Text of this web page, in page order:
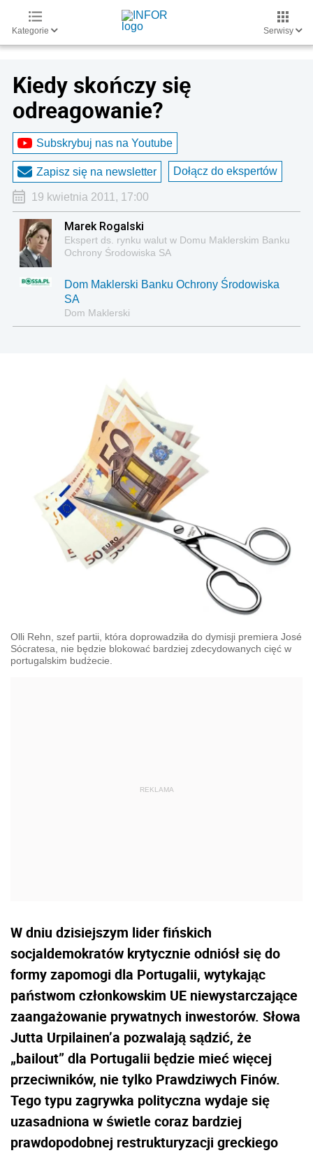
Kategorie Serwisy
Kiedy skończy się
odreagowanie?
Subskrybuj nas na Youtube
Zapisz się na newsletter Dołącz do ekspertów
19 kwietnia 2011, 17:00
Marek Rogalski
Ekspert ds. rynku walut w Domu Maklerskim Banku
Ochrony Środowiska SA
Dom Maklerski Banku Ochrony Środowiska
SA
Dom Maklerski
Olli Rehn, szef partii, która doprowadziła do dymisji premiera José
Sócratesa, nie będzie blokować bardziej zdecydowanych cięć w
portugalskim budżecie.
W dniu dzisiejszym lider fińskich
socjaldemokratów krytycznie odniósł się do
formy zapomogi dla Portugalii, wytykając
państwom członkowskim UE niewystarczające
zaangażowanie prywatnych inwestorów. Słowa
Jutta Urpilainen’a pozwalają sądzić, że
„bailout” dla Portugalii będzie mieć więcej
przeciwników, nie tylko Prawdziwych Finów.
Tego typu zagrywka polityczna wydaje się
uzasadniona w świetle coraz bardziej
prawdopodobnej restrukturyzacji greckiego